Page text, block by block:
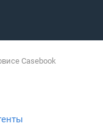
Casebook